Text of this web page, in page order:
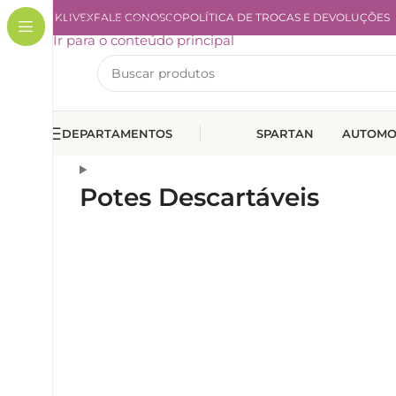
Ir para a navegação
Ir para o conteúdo principal
A KLIVEXFALE CONOSCOPOLÍTICA DE TROCAS E DEVOLUÇÕES
DEPARTAMENTOS SPARTAN
Potes Descartáveis